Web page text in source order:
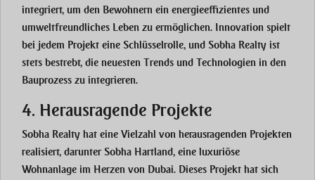
integriert, um den Bewohnern ein energieeffizientes und
umweltfreundliches Leben zu ermöglichen. Innovation spielt
bei jedem Projekt eine Schlüsselrolle, und Sobha Realty ist
stets bestrebt, die neuesten Trends und Technologien in den
Bauprozess zu integrieren.
4. Herausragende Projekte
Sobha Realty hat eine Vielzahl von herausragenden Projekten
realisiert, darunter Sobha Hartland, eine luxuriöse
Wohnanlage im Herzen von Dubai. Dieses Projekt hat sich